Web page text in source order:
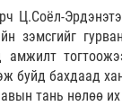
Ц.Соёл-
зэмсгийг
амжилт
буйд бахдаад
тань нөлөө их